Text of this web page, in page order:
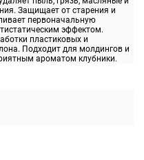
Защищает от старения и
первоначальную
эффектом.
пластиковых и
Подходит для молдингов и
ароматом клубники.